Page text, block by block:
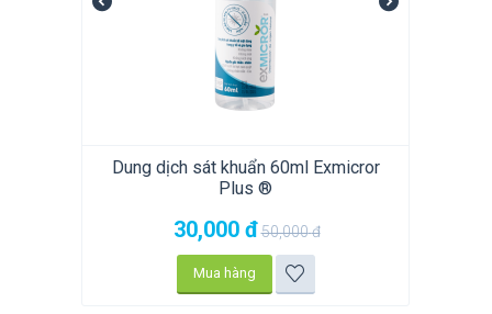
Dung dịch sát khuẩn 60ml Exmicror
Plus ®
30,000 đ50,000đ
Mua hàng